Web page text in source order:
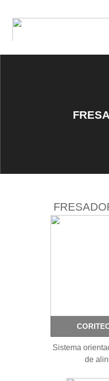
Sistema
de